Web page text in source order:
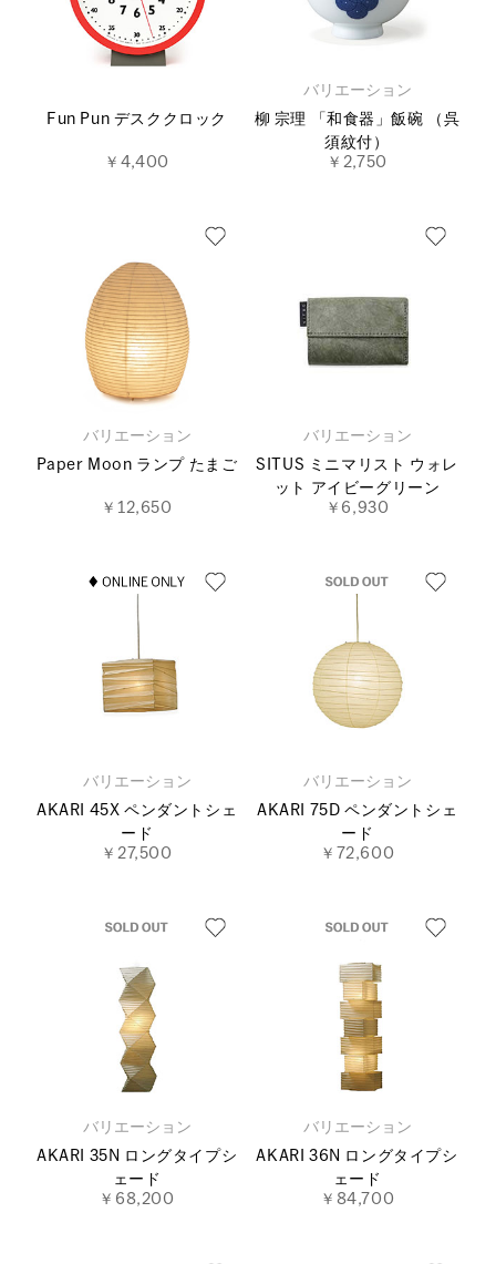
Fun Pun デスククロック
￥4,400
バリエーション
柳 宗理 「和食器」飯碗 （呉
須紋付）
￥2,750
バリエーション
Paper Moon ランプ たまご
￥12,650
バリエーション
SITUS ミニマリスト ウォレ
ット アイビーグリーン
￥6,930
バリエーション
AKARI 45X ペンダントシェ
ード
￥27,500
バリエーション
AKARI 75D ペンダントシェ
ード
￥72,600
バリエーション
AKARI 35N ロングタイプシ
ェード
￥68,200
バリエーション
AKARI 36N ロングタイプシ
ェード
￥84,700